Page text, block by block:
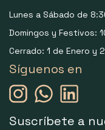
Lunes a Sábado de
Domingos y Festivos:
Cerrado: 1 de Enero y
Síguenos en
Suscríbete a